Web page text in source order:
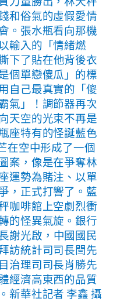
和俗氣的虛假愛情
。張水瓶看向那機
輸入的「情緒燃
下了貼在他背後衣
個單戀傻瓜」的標
自己最真實的「傻
氣」！調節器再次
天空的光束不再是
座特有的怪誕藍色
在空中形成了一個
案，像是在爭奪林
運勢為賭注、以單
，正式打響了。藍
咖啡館上空劇烈衝
的怪異氣旋。銀行
謝光啟，中國國民
訪統計司司長閆先
治理司司長肖勝先
經濟高東西的品質
新華社記者 李鑫 攝